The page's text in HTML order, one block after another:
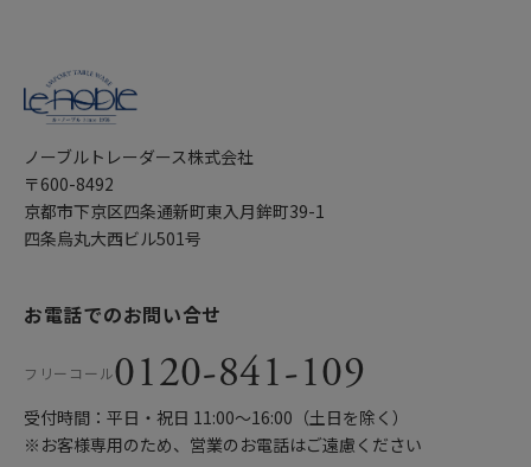
ノーブルトレーダース株式会社
〒600-8492
京都市下京区四条通新町東入月鉾町39-1
四条烏丸大西ビル501号
お電話でのお問い合せ
フリーコール0120-841-109
受付時間：平日・祝日 11:00〜16:00（土日を除く）
※お客様専用のため、営業のお電話はご遠慮ください